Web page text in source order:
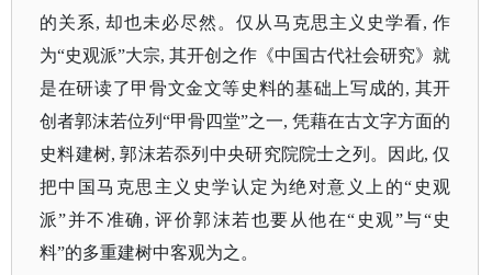
的关系, 却也未必尽然。仅从马克思主义史学看, 作
为“史观派”大宗, 其开创之作《中国古代社会研究》就
是在研读了甲骨文金文等史料的基础上写成的, 其开
创者郭沫若位列“甲骨四堂”之一, 凭藉在古文字方面的
史料建树, 郭沫若忝列中央研究院院士之列。因此, 仅
把中国马克思主义史学认定为绝对意义上的“史观
派”并不准确, 评价郭沫若也要从他在“史观”与“史
料”的多重建树中客观为之。